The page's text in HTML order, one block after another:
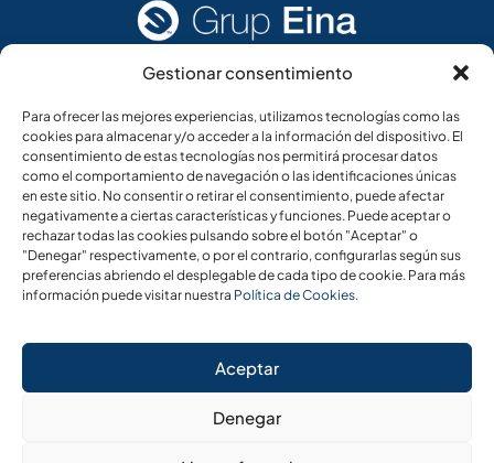
Gestionar consentimiento
Para ofrecer las mejores experiencias, utilizamos tecnologías como las
cookies para almacenar y/o acceder a la información del dispositivo. El
consentimiento de estas tecnologías nos permitirá procesar datos
como el comportamiento de navegación o las identificaciones únicas
en este sitio. No consentir o retirar el consentimiento, puede afectar
negativamente a ciertas características y funciones. Puede aceptar o
rechazar todas las cookies pulsando sobre el botón "Aceptar" o
"Denegar" respectivamente, o por el contrario, configurarlas según sus
preferencias abriendo el desplegable de cada tipo de cookie. Para más
información puede visitar nuestra Política de Cookies.
Aceptar
Denegar
Home
Añade tu CV
Ofertas de empleo
Panel del candidato
Panel de empresa
Aviso legal
Política de cookies
Política de privacidad